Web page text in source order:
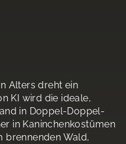
Alters dreht ein
KI wird die ideale,
in Doppel-Doppel-
in Kaninchenkostümen
brennenden Wald,